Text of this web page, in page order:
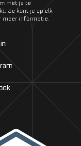
met je te
Je kunt je op elk
meer informatie.